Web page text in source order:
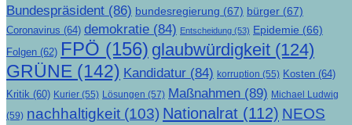
Bundespräsident (86) bundesregierung (67) bürger (67)
Coronavirus (64) demokratie (84) Entscheidung (53) Epidemie (66)
Folgen (62) FPÖ (156) glaubwürdigkeit (124)
GRÜNE (142) Kandidatur (84) korruption (55) Kosten (64)
Kritik (60) Kurier (55) Lösungen (57) Maßnahmen (89) Michael Ludwig
(59) nachhaltigkeit (103) Nationalrat (112) NEOS